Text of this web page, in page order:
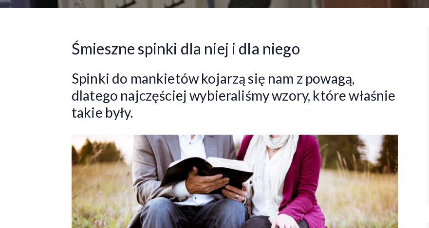
Śmieszne spinki dla niej i dla niego
Spinki do mankietów kojarzą się nam z powagą,
dlatego najczęściej wybieraliśmy wzory, które właśnie
takie były.